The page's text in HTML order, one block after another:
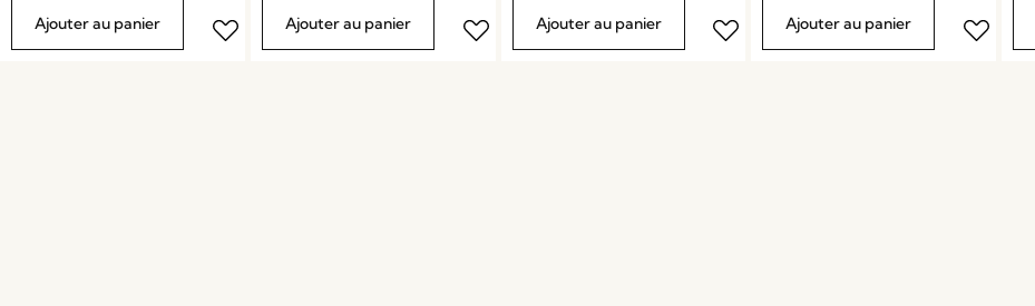
Ajouter au panier
Ajouter au panier
Ajouter au panier
Ajouter au panier